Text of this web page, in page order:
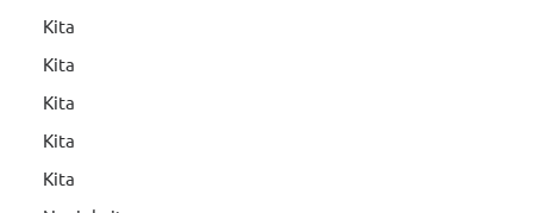
Kita
Kita
Kita
Kita
Kita